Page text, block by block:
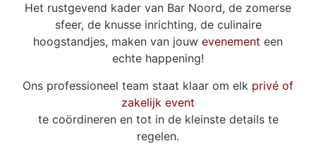
Het rustgevend kader van Bar Noord, de zomerse
sfeer, de knusse inrichting, de culinaire
hoogstandjes, maken van jouw evenement een
echte happening!
Ons professioneel team staat klaar om elk privé of
zakelijk event
te coördineren en tot in de kleinste details te
regelen.